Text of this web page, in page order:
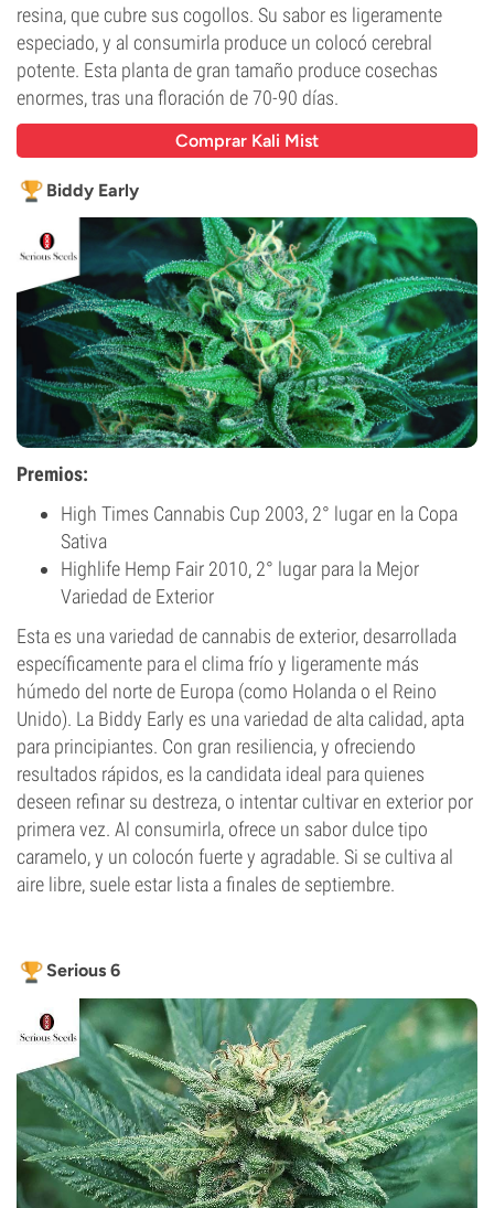
resina, que cubre sus cogollos. Su sabor es ligeramente
especiado, y al consumirla produce un colocó cerebral
potente. Esta planta de gran tamaño produce cosechas
enormes, tras una floración de 70-90 días.
Comprar Kali Mist
Biddy Early
Premios:
High Times Cannabis Cup 2003, 2° lugar en la Copa
Sativa
Highlife Hemp Fair 2010, 2° lugar para la Mejor
Variedad de Exterior
Esta es una variedad de cannabis de exterior, desarrollada
específicamente para el clima frío y ligeramente más
húmedo del norte de Europa (como Holanda o el Reino
Unido). La Biddy Early es una variedad de alta calidad, apta
para principiantes. Con gran resiliencia, y ofreciendo
resultados rápidos, es la candidata ideal para quienes
deseen refinar su destreza, o intentar cultivar en exterior por
primera vez. Al consumirla, ofrece un sabor dulce tipo
caramelo, y un colocón fuerte y agradable. Si se cultiva al
aire libre, suele estar lista a finales de septiembre.
Serious 6